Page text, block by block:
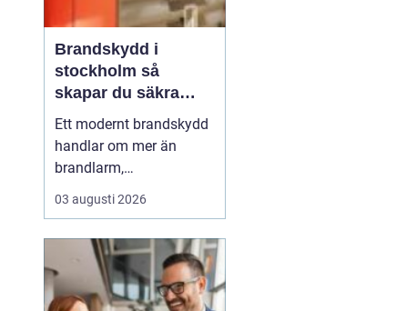
Brandskydd i
stockholm så
skapar du säkra
byggnader på riktigt
Ett modernt brandskydd
handlar om mer än
brandlarm,
utrymningsplaner och
röda brandsläckare på
fastighetsägare,
byggentreprenörer och
förvaltare i Stockholm är
03 augusti 2026